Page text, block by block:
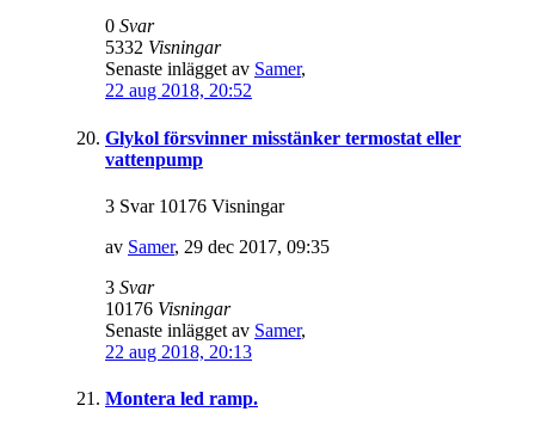
0 Svar
5332 Visningar
Senaste inlägget av Samer,
22 aug 2018, 20:52
Glykol försvinner misstänker termostat eller
vattenpump
3 Svar 10176 Visningar
av Samer, 29 dec 2017, 09:35
3 Svar
10176 Visningar
Senaste inlägget av Samer,
22 aug 2018, 20:13
Montera led ramp.